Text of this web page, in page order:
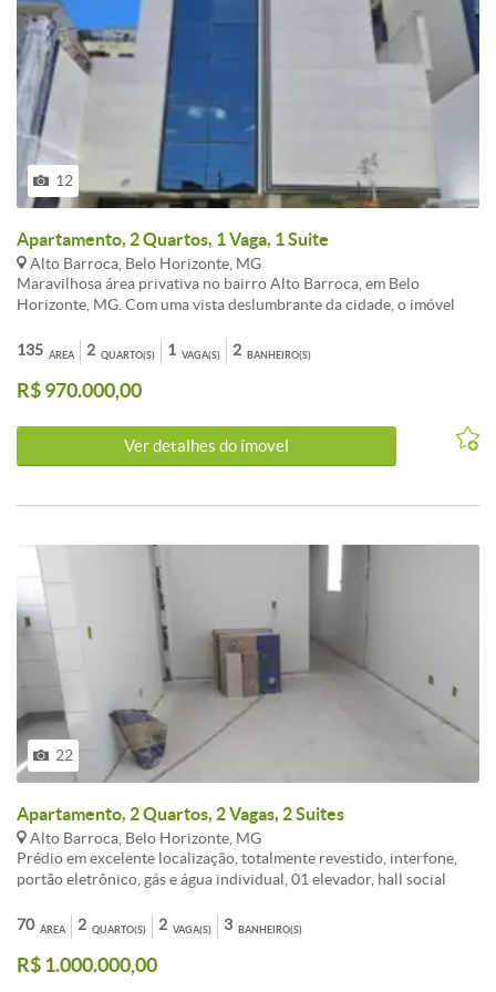
12
Apartamento, 2 Quartos, 1 Vaga, 1 Suite
Alto Barroca, Belo Horizonte, MG
Maravilhosa área privativa no bairro Alto Barroca, em Belo
Horizonte, MG. Com uma vista deslumbrante da cidade, o imóvel
área externa perfeita para relaxar e curtir momentos especiais.
Possui 2 quartos, sendo 1 suites, sala ampla, cozinha planejada, área
de serviço e 2 vagas de garagem. O condomínio oferece segurança
fácil acesso às principais vias da cidade. Agende sua visita e venha
se encantar com essa oportunidade única!
ÁREA
135 QUARTO(S)
2 VAGA(S)
1 BANHEIRO(S)
2
R$ 970.000,00
Ver detalhes do ímovel
22
Apartamento, 2 Quartos, 2 Vagas, 2 Suites
Alto Barroca, Belo Horizonte, MG
Prédio em excelente localização, totalmente revestido, interfone,
portão eletrônico, gás e água individual, 01 elevador, hall social
vagas de garagem livre cobertas , próximo a todo tipo de comercio.
<br /><br />Apartamento de área privativa composta de :<br /><br
/>- 02 Quartos com (piso em laminado de madeira), varanda,<br />
ÁREA
70 QUARTO(S)
2 VAGA(S)
2 BANHEIRO(S)
3
R$ 1.000.000,00